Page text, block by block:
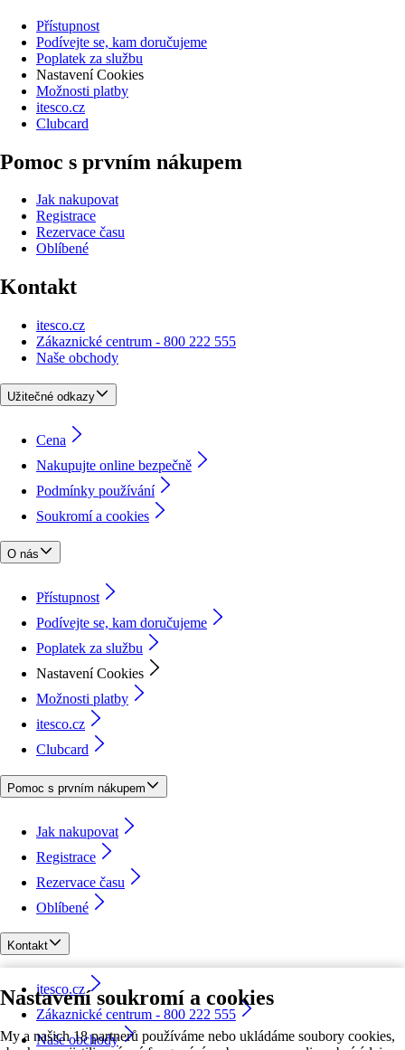
Nastavení soukromí a cookies
My a našich 18 partnerů používáme nebo ukládáme soubory cookies,
Přístupnost
Podívejte se, kam doručujeme
Poplatek za službu
Nastavení Cookies
Možnosti platby
itesco.cz
Clubcard
Pomoc s prvním nákupem
Jak nakupovat
Registrace
Rezervace času
Oblíbené
Kontakt
itesco.cz
Zákaznické centrum - 800 222 555
Naše obchody
Užitečné odkazy
Cena
Nakupujte online bezpečně
Podmínky používání
Soukromí a cookies
O nás
Přístupnost
Podívejte se, kam doručujeme
Poplatek za službu
Nastavení Cookies
Možnosti platby
itesco.cz
Clubcard
Pomoc s prvním nákupem
Jak nakupovat
Registrace
Rezervace času
Oblíbené
Kontakt
itesco.cz
Zákaznické centrum - 800 222 555
Naše obchody